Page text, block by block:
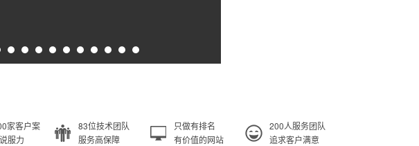
家客户案
服力
83位技术团队
服务高保障
只做有排名
有价值的网站
200人服务团队
追求客户满意